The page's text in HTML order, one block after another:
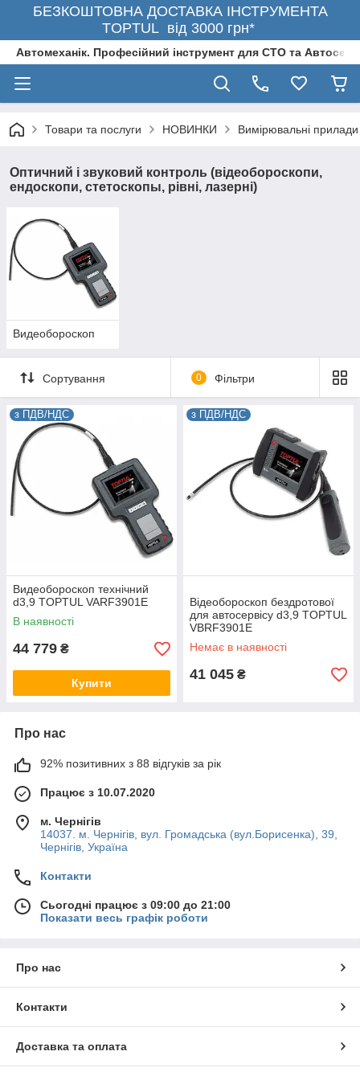
БЕЗКОШТОВНА ДОСТАВКА ІНСТРУМЕНТА
TOPTUL від 3000 грн*
Автомеханік. Професійний інструмент для СТО та
Товари та послуги НОВИНКИ Вимірювальні прилади
Оптичний і звуковий контроль (відеобороскопи,
ендоскопи, стетоскопы, рівні, лазерні)
Видеобороскоп
Сортування 0 Фільтри
з ПДВ/НДС
Видеобороскоп технічний
d3,9 TOPTUL VARF3901E
В наявності
44 779 ₴
Купити
з ПДВ/НДС
Відеобороскоп бездротової
для автосервісу d3,9 TOPTUL
VBRF3901E
Немає в наявності
41 045 ₴
Про нас
92% позитивних з 88 відгуків за рік
Працює з 10.07.2020
м. Чернігів
14037. м. Чернігів, вул. Громадська (вул.Борисенка), 39,
Чернігів, Україна
Контакти
Сьогодні працює з 09:00 до 21:00
Показати весь графік роботи
Про нас
Контакти
Доставка та оплата